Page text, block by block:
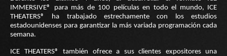
IMMERSIVE® para más de 100 películas en todo el mundo, ICE
THEATERS® ha trabajado estrechamente con los estudios
estadounidenses para garantizar la más variada programación cada
semana.
ICE THEATERS® también ofrece a sus clientes expositores una